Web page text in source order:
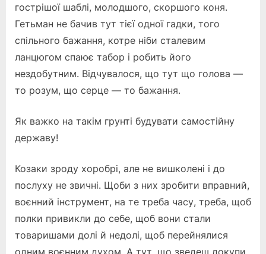
гострішої шаблі, молодшого, скоршого коня.
Гетьман не бачив тут тієї одної гадки, того
спільного бажання, котре ніби сталевим
ланцюгом спаює табор і робить його
нездобутним. Відчувалося, що тут що голова —
то розум, що серце — то бажання.
Як важко на такім грунті будувати самостійну
державу!
Козаки зроду хоробрі, але не вишколені і до
послуху не звичні. Щоби з них зробити вправний,
воєнний інструмент, на те треба часу, треба, щоб
полки привикли до себе, щоб вони стали
товаришами долі й недолі, щоб перейнялися
одним воєнним духом. А тут, що зведеш докупи